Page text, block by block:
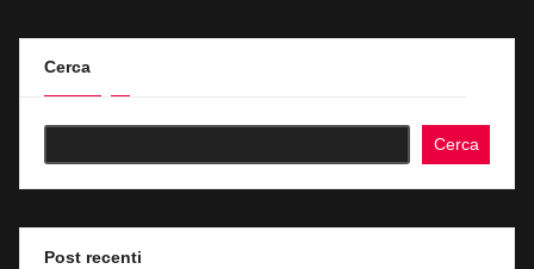
Cerca
Cerca
Post recenti